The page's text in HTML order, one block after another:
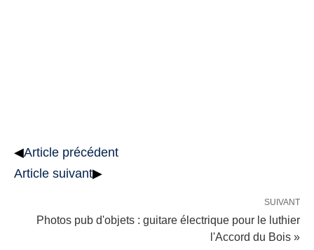
◀Article précédent
Article suivant▶
SUIVANT
Photos pub d'objets : guitare électrique pour le luthier
l'Accord du Bois »